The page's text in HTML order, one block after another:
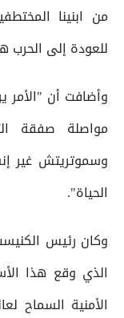
من ابنينا
للعودة إلى الحرب
وأضافت أن "الأمر
مواصلة صفقة
وسموتريتش غير
الحياة".
وكان رئيس
الذي وقع هذا
الأمنية السماح